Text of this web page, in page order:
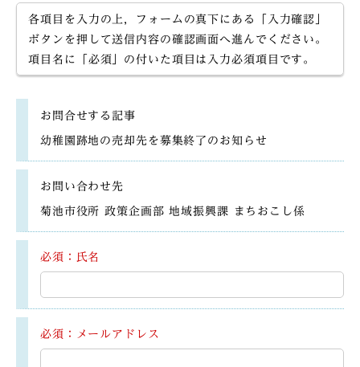
各項目を入力の上，フォームの真下にある「入力確認」
ボタンを押して送信内容の確認画面へ進んでください。
項目名に「必須」の付いた項目は入力必須項目です。
お問合せする記事
幼稚園跡地の売却先を募集終了のお知らせ
お問い合わせ先
菊池市役所 政策企画部 地域振興課 まちおこし係
必須：氏名
必須：メールアドレス